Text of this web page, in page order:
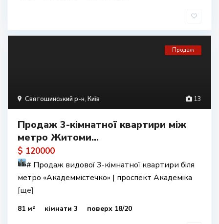
13
Святошинський р-н, Київ
Продаж
Продаж 3-кімнатної квартири між
метро Житоми...
$ 120000
# Продаж видової 3-кімнатної квартири біля
метро «Академмістечко» | проспект Академіка
[ще]
81 м² кімнати 3 поверх 18/20